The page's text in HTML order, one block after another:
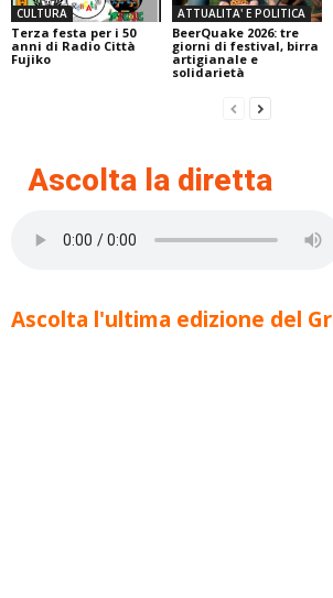
CULTURA
Terza festa per i 50
anni di Radio Città
Fujiko
ATTUALITA' E POLITICA
BeerQuake 2026: tre
giorni di festival, birra
artigianale e
solidarietà
Ascolta la diretta
Ascolta l'ultima edizione del Gr